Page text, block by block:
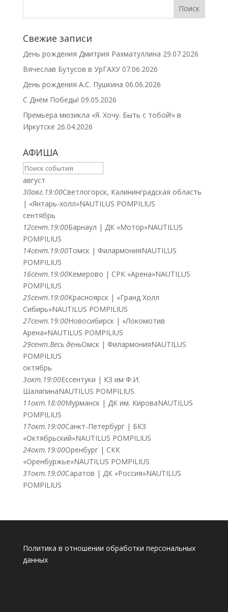
Свежие записи
День рождения Дмитрия Рахматуллина 29.07.2026
Вячеслав Бутусов в УрГАХУ 07.06.2026
День рождения А.С. Пушкина 06.06.2026
С Днём Победы! 09.05.2026
Премьера мюзикла «Я. Хочу. Быть с тобой!» в
Иркутске 26.04.2026
АФИША
август
30авг. 19:00Светлогорск, Калининградская область
| «Янтарь-холл»NAUTILUS POMPILIUS
сентябрь
12сент. 19:00Барнаул | ДК «Мотор»NAUTILUS
POMPILIUS
14сент. 19:00Томск | ФилармонияNAUTILUS
POMPILIUS
16сент. 19:00Кемерово | СРК «Арена»NAUTILUS
POMPILIUS
25сент. 19:00Красноярск | «Гранд Холл
Сибирь»NAUTILUS POMPILIUS
27сент. 19:00Новосибирск | «Локомотив
Арена»NAUTILUS POMPILIUS
29сент.Весь деньОмск | ФилармонияNAUTILUS
POMPILIUS
октябрь
3окт. 19:00Ессентуки | КЗ им Ф.И.
ШаляпинаNAUTILUS POMPILIUS
11окт. 18:00Мурманск | ДК им. КироваNAUTILUS
POMPILIUS
17окт. 19:00Санкт-Петербург | БКЗ
«Октябрьский»NAUTILUS POMPILIUS
24окт. 19:00Оренбург | СКК
«Оренбуржье»NAUTILUS POMPILIUS
31окт. 19:00Саратов | ДК «Россия»NAUTILUS
POMPILIUS
Политика в отношении обработки персональных
данных